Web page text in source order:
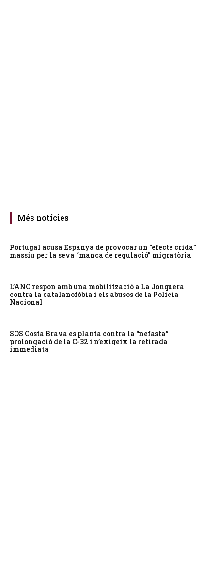
Més notícies
Portugal acusa Espanya de provocar un “efecte crida”
massiu per la seva “manca de regulació” migratòria
L’ANC respon amb una mobilització a La Jonquera
contra la catalanofòbia i els abusos de la Policia
Nacional
SOS Costa Brava es planta contra la “nefasta”
prolongació de la C-32 i n’exigeix la retirada
immediata